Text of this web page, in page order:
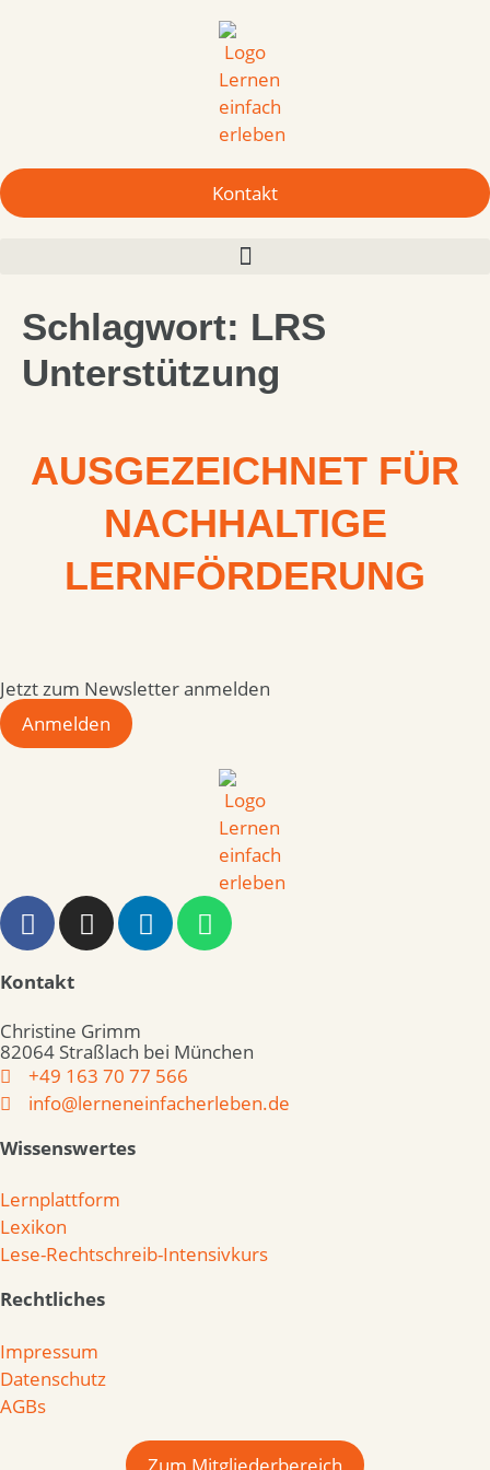
Kontakt
Schlagwort: LRS
Unterstützung
AUSGEZEICHNET FÜR
NACHHALTIGE
LERNFÖRDERUNG
Jetzt zum Newsletter anmelden
Anmelden
Kontakt
Christine Grimm
82064 Straßlach bei München
+49 163 70 77 566
info@lerneneinfacherleben.de
Wissenswertes
Lernplattform
Lexikon
Lese-Rechtschreib-Intensivkurs
Rechtliches
Impressum
Datenschutz
AGBs
Zum Mitgliederbereich